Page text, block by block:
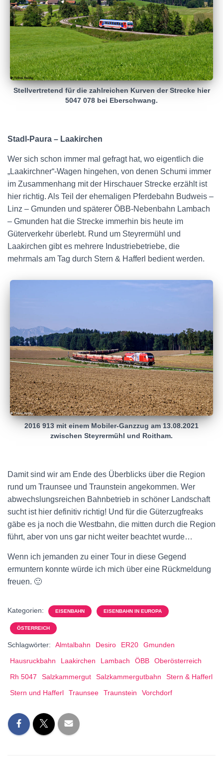
Stellvertretend für die zahlreichen Kurven der Strecke hier
5047 078 bei Eberschwang.
Stadl-Paura – Laakirchen
Wer sich schon immer mal gefragt hat, wo eigentlich die
„Laakirchner“-Wagen hingehen, von denen Schumi immer
im Zusammenhang mit der Hirschauer Strecke erzählt ist
hier richtig. Als Teil der ehemaligen Pferdebahn Budweis –
Linz – Gmunden und späterer ÖBB-Nebenbahn Lambach
– Gmunden hat die Strecke immerhin bis heute im
Güterverkehr überlebt. Rund um Steyrermühl und
Laakirchen gibt es mehrere Industriebetriebe, die
mehrmals am Tag durch Stern & Hafferl bedient werden.
2016 913 mit einem Mobiler-Ganzzug am 13.08.2021
zwischen Steyrermühl und Roitham.
Damit sind wir am Ende des Überblicks über die Region
rund um Traunsee und Traunstein angekommen. Wer
abwechslungsreichen Bahnbetrieb in schöner Landschaft
sucht ist hier definitiv richtig! Und für die Güterzugfreaks
gäbe es ja noch die Westbahn, die mitten durch die Region
führt, aber von uns gar nicht weiter beachtet wurde…
Wenn ich jemanden zu einer Tour in diese Gegend
ermuntern konnte würde ich mich über eine Rückmeldung
freuen. 🙂
Kategorien: EISENBAHN EISENBAHN IN EUROPA
ÖSTERREICH
Schlagwörter: Almtalbahn Desiro ER20
Gmunden
Hausruckbahn
Laakirchen Lambach ÖBB
Oberösterreich
Rh 5047
Salzkammergut Salzkammergutbahn
Stern & Hafferl
Stern und Hafferl
Traunsee Traunstein Vorchdorf